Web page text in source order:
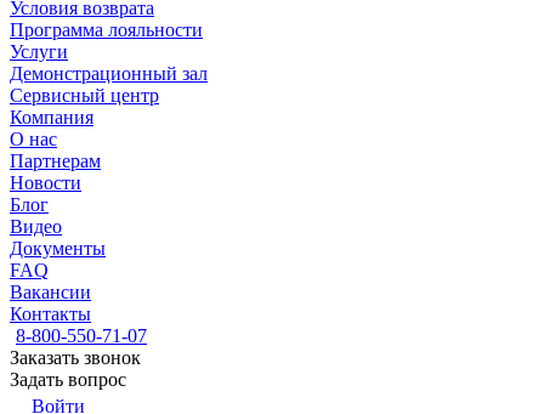
Условия возврата
Программа лояльности
Услуги
Демонстрационный зал
Сервисный центр
Компания
О нас
Партнерам
Новости
Блог
Видео
Документы
FAQ
Вакансии
Контакты
8-800-550-71-07
Заказать звонок
Задать вопрос
Войти